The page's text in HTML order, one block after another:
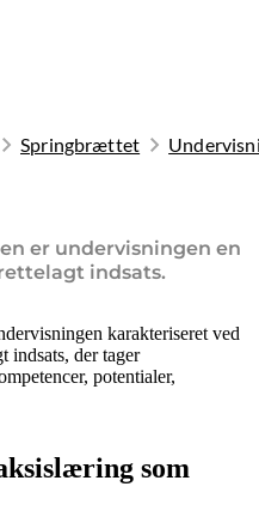
Springbrættet
er undervisningen en
indsats.
karakteriseret ved
indsats, der tager
potentialer,
som